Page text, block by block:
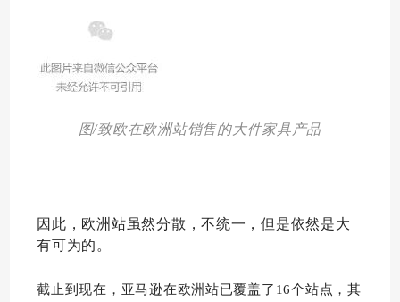
图/致欧在欧洲站销售的大件家具产品
因此，欧洲站虽然分散，不统一，但是依然是大
有可为的。
截止到现在，亚马逊在欧洲站已覆盖了16个站点，其